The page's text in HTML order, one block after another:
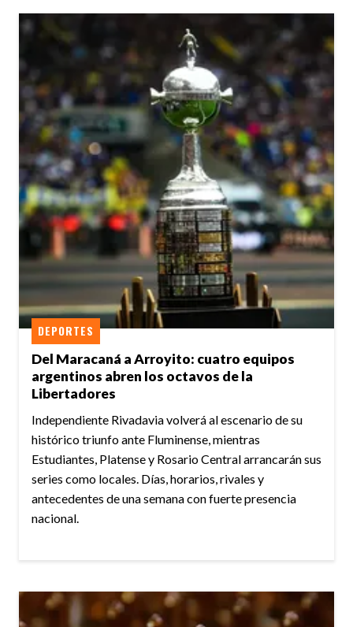
Del Maracaná a Arroyito: cuatro equipos
argentinos abren los octavos de la
Libertadores
DEPORTES
Independiente Rivadavia volverá al escenario de su
histórico triunfo ante Fluminense, mientras
Estudiantes, Platense y Rosario Central arrancarán sus
series como locales. Días, horarios, rivales y
antecedentes de una semana con fuerte presencia
nacional.